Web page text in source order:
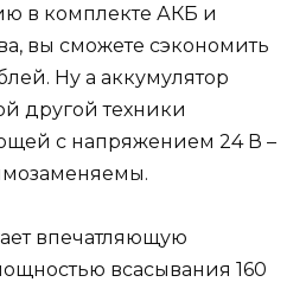
в комплекте АКБ и
вы сможете сэкономить
Ну а аккумулятор
другой техники
с напряжением 24 В –
впечатляющую
всасывания 160